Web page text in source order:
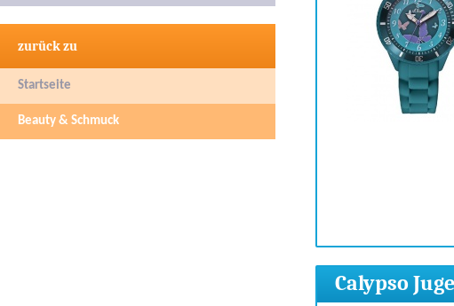
zurück zu
Startseite
Beauty & Schmuck
Calypso